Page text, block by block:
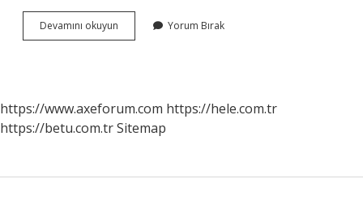
Devamını okuyun Dondurulmuş
Köfte
Yorum Bırak
https://www.axeforum.com https://hele.com.tr
https://betu.com.trSitemap